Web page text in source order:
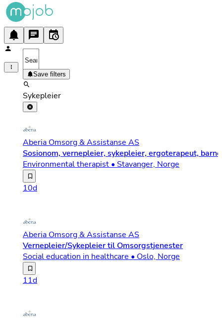
Save filters
Sykepleier
Aberia Omsorg & Assistanse AS
Sosionom, vernepleier, sykepleier, ergoterapeut,
Environmental therapist • Stavanger, Norge
Aberia Omsorg er en norskeid leverandør av
10d
Aberia Omsorg & Assistanse AS
Vernepleier/Sykepleier til Omsorgstjenester
Social education in healthcare • Oslo, Norge
Aberia utvider stadig og vi søker kontinuerlig etter
11d